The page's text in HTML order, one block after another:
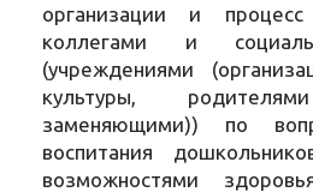
организации и
коллегами и
(учреждениями
культуры,
заменяющими)) по
воспитания
возможностями